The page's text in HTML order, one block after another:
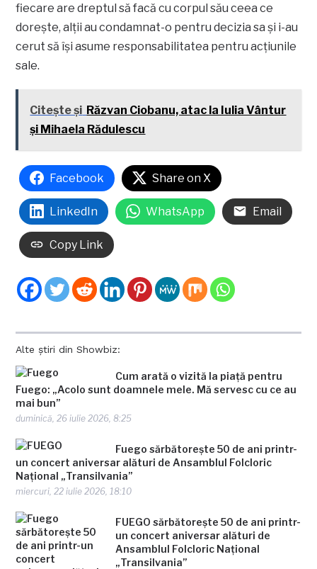
Alte știri din Showbiz:
Cum arată o vizită la piață pentru
Fuego: „Acolo sunt doamnele mele. Mă servesc cu ce au
mai bun”
duminică, 26 iulie 2026, 8:25
Fuego sărbătorește 50 de ani printr-
un concert aniversar alături de Ansamblul Folcloric
Național „Transilvania”
miercuri, 22 iulie 2026, 18:10
FUEGO sărbătorește 50 de ani printr-
un concert aniversar alături de
Ansamblul Folcloric Național
„Transilvania”
fiecare are dreptul să facă cu corpul său ceea ce
dorește, alții au condamnat-o pentru decizia sa și i-au
cerut să își asume responsabilitatea pentru acțiunile
sale.
Citește și Răzvan Ciobanu, atac la Iulia Vântur
şi Mihaela Rădulescu
Facebook Share on X
LinkedIn WhatsApp Email
Copy Link